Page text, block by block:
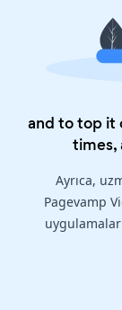
and to top it
times,
Ayrıca,
Pagevamp